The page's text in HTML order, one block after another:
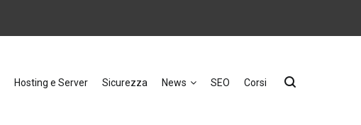
Hosting e Server Sicurezza News SEO Corsi